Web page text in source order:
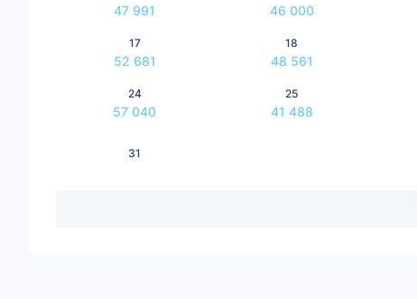
47 991 46 000
17
52 681
18
48 561
24
57 040
25
41 488
31